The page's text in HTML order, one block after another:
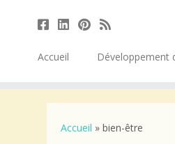
Accueil Développement
Accueil » bien-être